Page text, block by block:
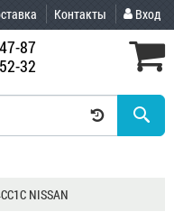
Контакты Вход
87
32
NISSAN